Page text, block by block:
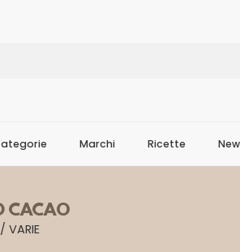
Marchi Ricette
CACAO
/ VARIE